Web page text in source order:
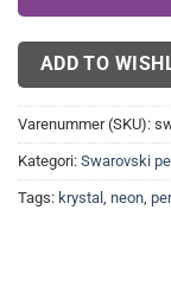
ADD TO
Varenummer (SKU):
Kategori: Swarovski
Tags: krystal , neon,